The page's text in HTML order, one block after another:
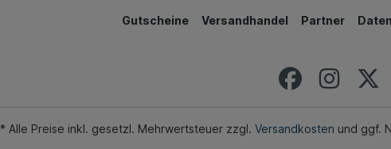
Gutscheine Versandhandel Partner
* Alle Preise inkl. gesetzl. Mehrwertsteuer zzgl. Versandkosten und ggf.